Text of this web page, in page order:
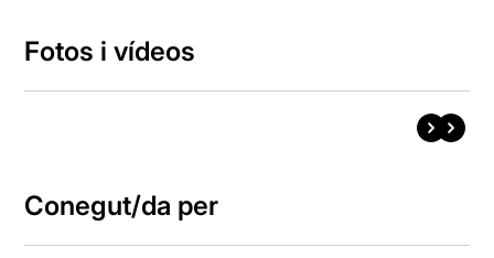
Fotos i vídeos
Conegut/da per